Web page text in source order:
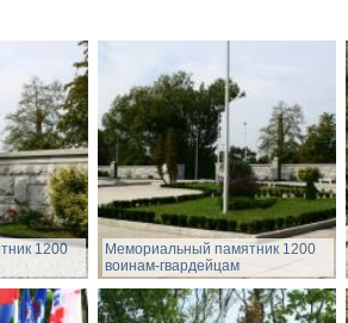
1200
Мемориальный памятник 1200
воинам-гвардейцам